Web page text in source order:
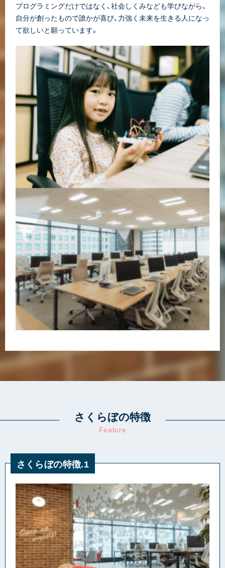
プログラミングだけではなく、社会しくみなども学びながら、
自分が創ったもので誰かが喜び、力強く未来を生きる人になっ
て欲しいと願っています。
さくらぼの特徴
Feature
さくらぼの特徴.1